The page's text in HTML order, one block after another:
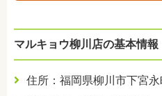
マルキョウ柳川店の基本情報
住所：福岡県柳川市下宮